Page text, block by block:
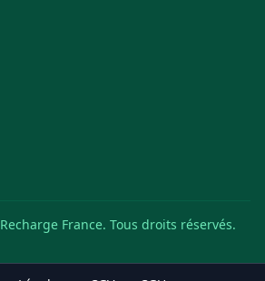
France. Tous droits réservés.